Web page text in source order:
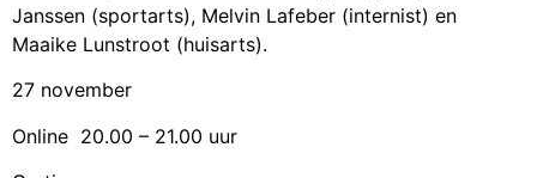
Janssen (sportarts), Melvin Lafeber (internist) en
Maaike Lunstroot (huisarts).
27 november
Online 20.00 – 21.00 uur